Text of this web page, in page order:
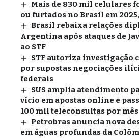
Mais de 830 mil celulares
ou furtados no Brasil em
Brasil rebaixa relações
Argentina após ataques de
ao STF
STF autoriza investigação
por supostas negociações
federais
SUS amplia atendimento
vício em apostas online e
100 mil teleconsultas por mês
Petrobras anuncia nova
em águas profundas da